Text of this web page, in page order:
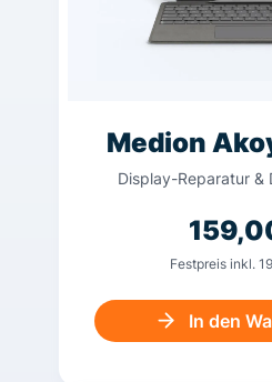
Medion
Display-Reparatur &
Festpreis inkl.
In den